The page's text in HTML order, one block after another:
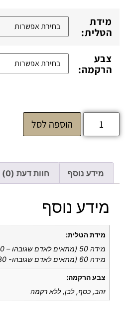
מידת
הטלית:
צבע
הרקמה:
הוספה לסל
מידע נוסף חוות דעת (0)
מידע נוסף
מידת הטלית:
מידה 60 (מתאים לאדם שגובהו- 180 ס"מ – 170 ס"מ)
צבע הרקמה:
זהב, כסף, לבן, ללא רקמה